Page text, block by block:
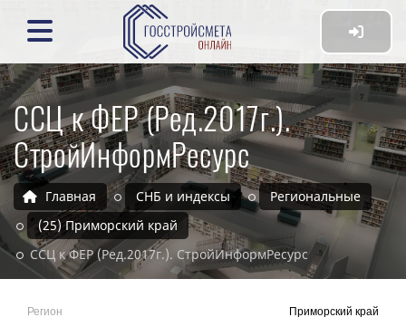
ССЦ к ФЕР (Ред.2017г.).
СтройИнформРесурс
Главная СНБ и индексы
Региональные
(25) Приморский край
ССЦ к ФЕР (Ред.2017г.). СтройИнформРесурс
Регион
Приморский край